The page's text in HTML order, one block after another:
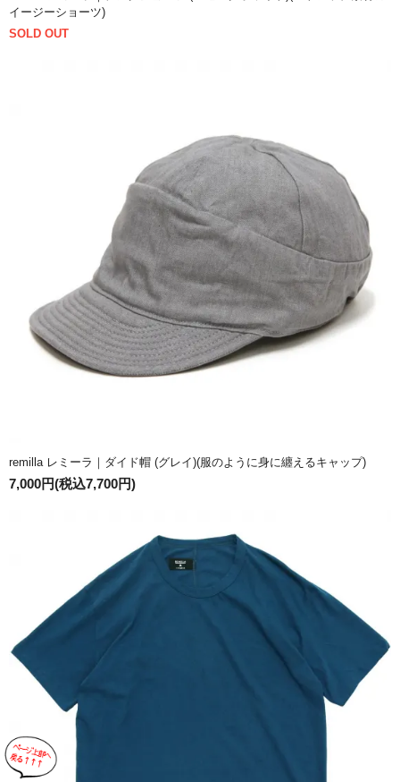
イージーショーツ)
SOLD OUT
remilla レミーラ｜ダイド帽 (グレイ)(服のように身に纏えるキャップ)
7,000円(税込7,700円)